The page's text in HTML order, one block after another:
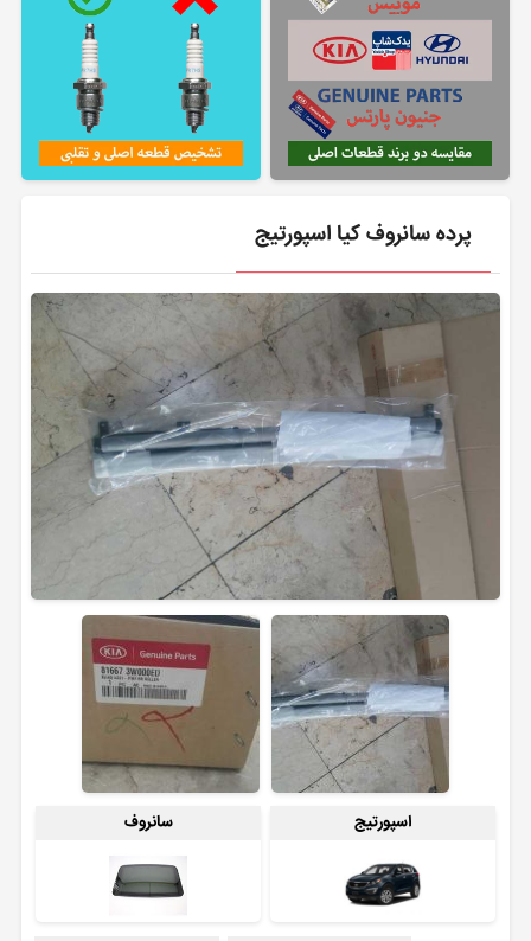
پرده سانروف کیا اسپورتیج
اسپورتیج سانروف